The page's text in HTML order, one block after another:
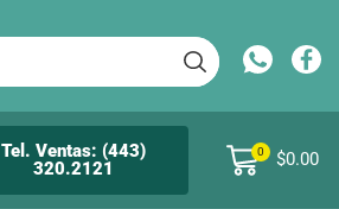
Tel. Ventas: (443)
320.2121
0 $0.00